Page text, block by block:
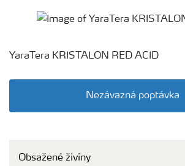
YaraTera KRISTALON RED ACID
Nezávazná poptávka
Obsažené živiny